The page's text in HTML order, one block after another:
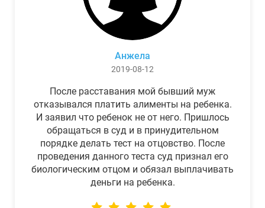
Анжела
2019-08-12
После расставания мой бывший муж
отказывался платить алименты на ребенка.
И заявил что ребенок не от него. Пришлось
обращаться в суд и в принудительном
порядке делать тест на отцовство. После
проведения данного теста суд признал его
биологическим отцом и обязал выплачивать
деньги на ребенка.